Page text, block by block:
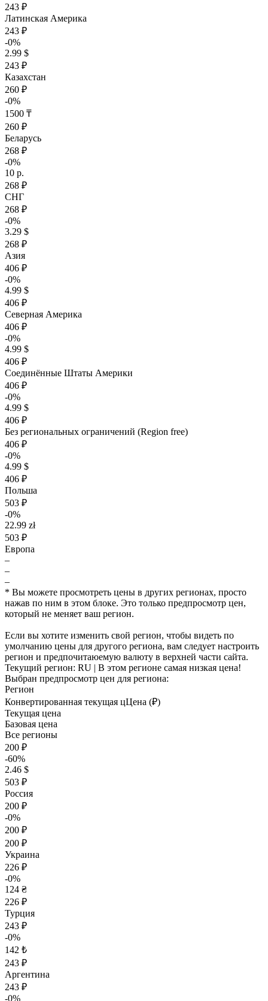
243 ₽
Латинская Америка
243 ₽
-0%
2.99 $
243 ₽
Казахстан
260 ₽
-0%
1500 ₸
260 ₽
Беларусь
268 ₽
-0%
10 р.
268 ₽
СНГ
268 ₽
-0%
3.29 $
268 ₽
Азия
406 ₽
-0%
4.99 $
406 ₽
Северная Америка
406 ₽
-0%
4.99 $
406 ₽
Соединённые Штаты Америки
406 ₽
-0%
4.99 $
406 ₽
Без региональных ограничений (Region free)
406 ₽
-0%
4.99 $
406 ₽
Польша
503 ₽
-0%
22.99 zł
503 ₽
Европа
–
–
–
* Вы можете просмотреть цены в других регионах, просто
нажав по ним в этом блоке. Это только предпросмотр цен,
который не меняет ваш регион.
Если вы хотите изменить свой регион, чтобы видеть по
умолчанию цены для другого региона, вам следует настроить
регион и предпочитаюемую валюту в верхней части сайта.
Текущий регион: RU | В этом регионе самая низкая цена!
Выбран предпросмотр цен для региона:
Регион
Конвертированная текущая цЦена (₽)
Текущая цена
Базовая цена
Все регионы
200 ₽
-60%
2.46 $
503 ₽
Россия
200 ₽
-0%
200 ₽
200 ₽
Украина
226 ₽
-0%
124 ₴
226 ₽
Турция
243 ₽
-0%
142 ₺
243 ₽
Аргентина
243 ₽
-0%